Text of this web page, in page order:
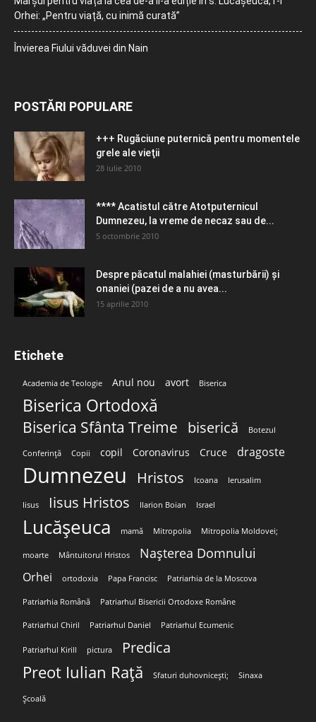
Orhei: „Pentru viață, cu inimă curată”
Învierea Fiului văduvei din Nain
POSTĂRI POPULARE
+++ Rugăciune puternică pentru momentele
grele ale vieţii
28 iulie 2010
**** Acatistul către Atotputernicul
Dumnezeu, la vreme de necaz sau de...
5 octombrie 2010
Despre păcatul malahiei (masturbării) şi
onaniei (pazei de a nu avea...
15 aprilie 2010
Etichete
Academia de Teologie Anul nou avort Biserica
Biserica Ortodoxă
Biserica Sfânta Treime biserică Botezul
Conferință Copii copil Coronavirus Cruce dragoste
Dumnezeu Hristos Icoana Ierusalim
Iisus Iisus Hristos Ilarion Boian Israel
Lucășeuca mamă Mitropolia Mitropolia Moldovei;
moarte Mântuitorul Hristos Nașterea Domnului
Orhei ortodoxia Papa Francisc Patriarhia de la Moscova
Patriarhia Română Patriarhul Bisericii Ortodoxe Române
Patriarhul Chiril Patriarhul Daniel Patriarhul Ecumenic
Patriarhul Kirill pictura Predica
Preot Iulian Rață Sfaturi duhovnicești; Sinaxa
Școală